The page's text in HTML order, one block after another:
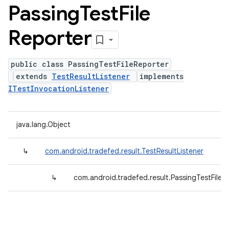
PassingTestFile
Reporter
public class PassingTestFileReporter
extends TestResultListener
implements
ITestInvocationListener
java.lang.Object
↳ com.android.tradefed.result.TestResultListener
↳